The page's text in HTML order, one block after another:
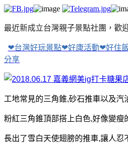
最近新成立台灣親子景點社團，歡
❤台灣好玩景點❤好康活動❤好住
分享
工地常見的三角錐,砂石推車以及汽
粉紅三角錐頂部搭上白色,好像變瘦
長出了雪白天使翅膀的推車,讓人忍